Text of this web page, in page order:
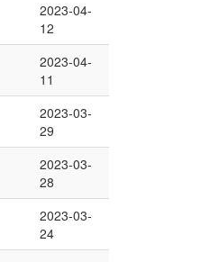
2023-04-
12
2023-04-
11
2023-03-
29
2023-03-
28
2023-03-
24